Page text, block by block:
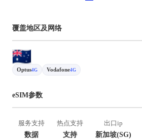
覆盖地区及网络
Optus4G Vodafone4G
eSIM参数
服务支持
数据
热点支持
支持
出口ip
新加坡(SG)